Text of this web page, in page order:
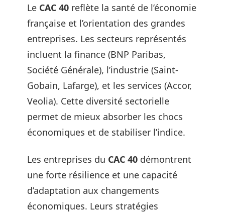
Le CAC 40 reflète la santé de l’économie
française et l’orientation des grandes
entreprises. Les secteurs représentés
incluent la finance (BNP Paribas,
Société Générale), l’industrie (Saint-
Gobain, Lafarge), et les services (Accor,
Veolia). Cette diversité sectorielle
permet de mieux absorber les chocs
économiques et de stabiliser l’indice.
Les entreprises du CAC 40 démontrent
une forte résilience et une capacité
d’adaptation aux changements
économiques. Leurs stratégies